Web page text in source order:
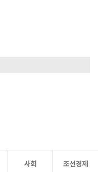
사회 조선경제